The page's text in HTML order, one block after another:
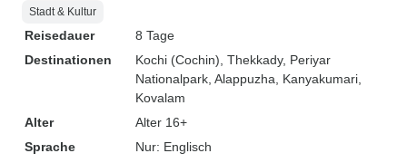
Stadt & Kultur
Reisedauer
8 Tage
Destinationen
Kochi (Cochin) , Thekkady, Periyar
Nationalpark , Alappuzha , Kanyakumari
Kovalam
Alter
Alter 16+
Sprache
Nur: Englisch